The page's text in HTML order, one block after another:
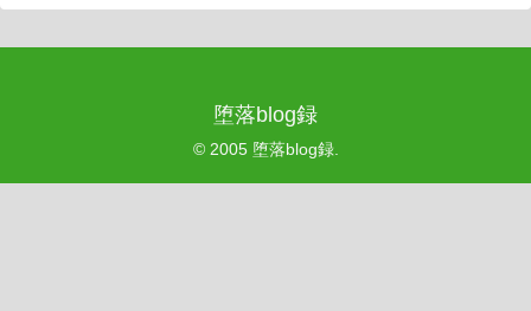
堕落blog録
© 2005 堕落blog録.